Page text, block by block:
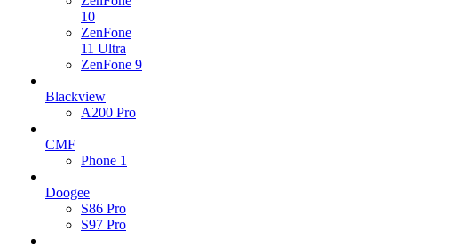
10
ZenFone
11 Ultra
ZenFone 9
Blackview
A200 Pro
CMF
Phone 1
Doogee
S86 Pro
S97 Pro